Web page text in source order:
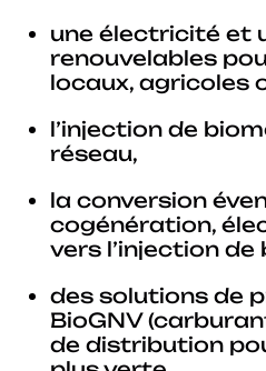
une électricité et
renouvelables
locaux, agricoles
l’injection de
réseau,
la conversion
cogénération,
vers l’injection
des solutions de
BioGNV
de distribution